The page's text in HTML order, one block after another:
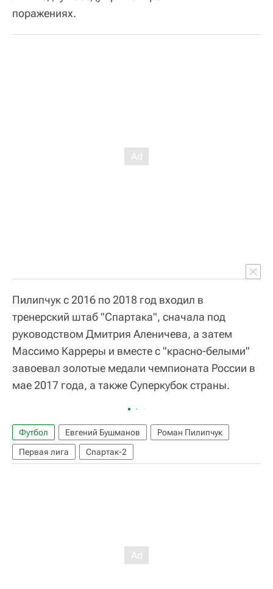
поражениях.
Пилипчук с 2016 по 2018 год входил в
тренерский штаб "Спартака", сначала под
руководством Дмитрия Аленичева, а затем
Массимо Карреры и вместе с "красно-белыми"
завоевал золотые медали чемпионата России в
мае 2017 года, а также Суперкубок страны.
Футбол Евгений Бушманов
Роман Пилипчук
Первая лига
Спартак-2